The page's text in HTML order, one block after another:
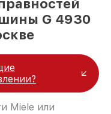
G 4930
Miele или